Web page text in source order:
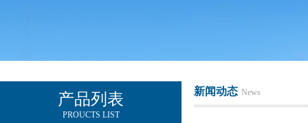
产品列表
PROUCTS LIST
新闻动态 News